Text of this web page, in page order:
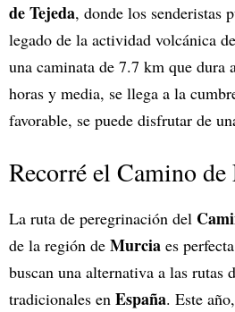
de Tejeda, donde los senderistas
legado de la actividad volcánica de
una caminata de 7.7 km que dura
horas y media, se llega a la
favorable, se puede disfrutar de
Recorré el Camino de
La ruta de peregrinación del
de la región de Murcia es
buscan una alternativa a las rutas
tradicionales en España. Este